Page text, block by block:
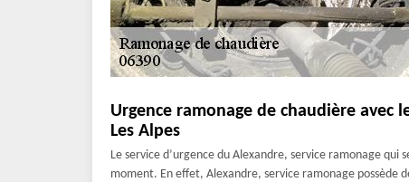
Urgence ramonage de chaudière avec
Les Alpes
Le service d’urgence du Alexandre, service ramonage
moment. En effet, Alexandre, service ramonage possède